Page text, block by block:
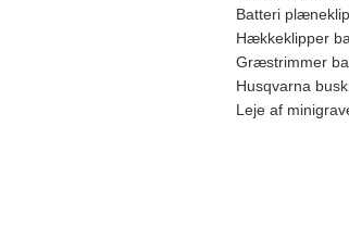
Batteri
Hækkeklipper
Græstrimmer
Husqvarna
Leje af